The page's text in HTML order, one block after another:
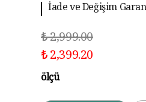
9000 tl üzeri ücretsiz
₺ 2,999.00
₺ 2,399.20
ölçü